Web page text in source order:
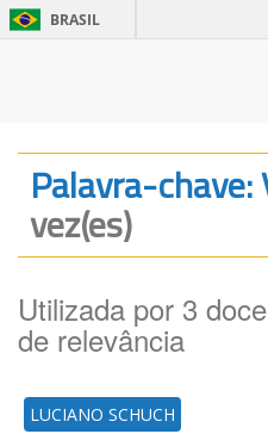
BRASIL
Palavra-chave:
vez(es)
Utilizada por 3
de relevância
LUCIANO SCHUCH